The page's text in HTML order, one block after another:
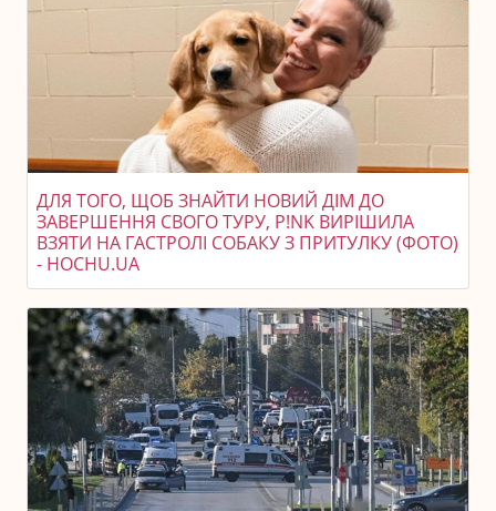
ДЛЯ ТОГО, ЩОБ ЗНАЙТИ НОВИЙ ДІМ ДО
ЗАВЕРШЕННЯ СВОГО ТУРУ, P!NK ВИРІШИЛА
ВЗЯТИ НА ГАСТРОЛІ СОБАКУ З ПРИТУЛКУ (ФОТО)
- HOCHU.UA